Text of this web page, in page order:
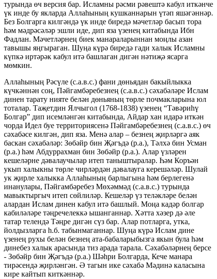
турында өч версия бар. Исламны рәсми рәвештә кабул иткәнче
үк инде бу якларда Аллаһының кушканнарын үтәп яшәгәннәр.
Без Болгарга килгәндә үк инде биредә мәчетләр басып тора
һәм мәдрәсәләр эшли иде, дип яза үзенең китабында Ибн
Фадлан. Мәчетләрнең биек манараларыннан моңлы азан
тавышы яңгыраган. Шуңа күрә биредә гади халык Исламны
күпкә иртәрәк кабул итә башлаган дигән нәтиҗә ясарга
мөмкин.
Аллаһының Рәсүле (с.а.в.с.) фани дөньядан бакыйлыкка
күчкәннән соң, Пәйгамбәребезнең (с.а.в.с.) сәхабәләре Ислам
динен тарату нияте белән дөньяның төрле почмакларына юл
тоталар. Таҗетдин Ялчыгол (1768-1838) үзенең “Тәвәриһү
Болгар” дип исемләнгән китабында, Айдар хан идарә иткән
чорда Идел буе территориясенә Пәйгамбәребезнең (с.а.в.с.) өч
сәхабәсе килгән, дип яза. Менә алар – безнең җирләргә аяк
баскан сәхабәләр: Зөбәйр бин Җәгъдә (р.а.), Тәлхә бин Усман
(р.а.) һәм Абдуррахман бин Зөбәйр (р.а.). Алар үзләрен
кешеләрне дәвалаучылар итеп таныштыралар. Һәм Коръән
укып халыкны төрле чирләрдән дәвалауга керешәләр. Шулай
ук җирле халыкка Аллаһының барлыгына һәм берлегенә
инанулары, Пәйгамбәребез Мөхәммәд (с.а.в.с.) турында
мавыктыргыч итеп сөйлиләр. Кешеләр үз теләкләре белән
алардан Ислам динен кабул итә башлый. Моңа кадәр болгар
кабиләләре тәңречелеккә ышанганнар. Хәтта хәзер дә әле
татар телендә Тәңре дигән сүз бар. Алар потларга, утка,
йолдызларга һ.б. табынмаганнар. Шуңа күрә Ислам дине
үзенең рухы белән безнең ата-бабаларыбызга якын була һәм
динебез халык арасында тиз арада тарала. Сәхабәләрнең берсе
- Зөбәйр бин Җәгъдә (р.а.) Шәһри Болгарда, Кече манара
тирәсендә җирләнгән. Ә тагын ике сәхабә Мәдинә каласына
кире кайтып киткәннәр.